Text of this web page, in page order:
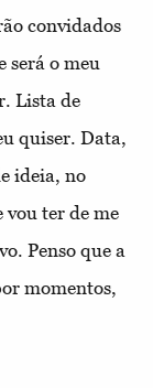
convidados
será o meu
Lista de
quiser. Data,
ideia, no
vou ter de me
Penso que a
momentos,